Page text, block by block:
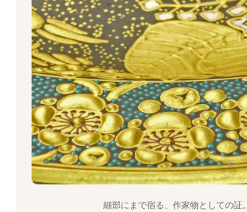
細部にまで宿る、作家物としての証。